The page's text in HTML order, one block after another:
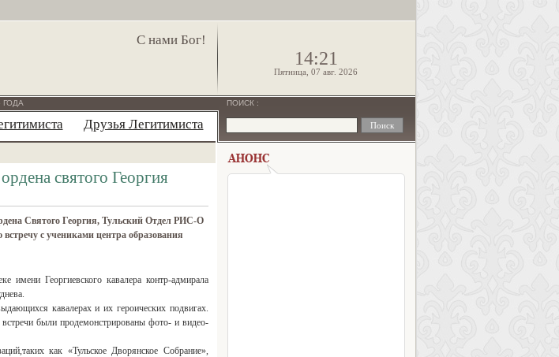
С нами Бог!
14:21
Пятница, 07 авг. 2026
ГОДА
Друзья Легитимиста
святого Георгия
Святого Георгия, Тульский Отдел РИС-О
с учениками центра образования
Георгиевского кавалера контр-адмирала
кавалерах и их героических подвигах.
были продемонстрированы фото- и видео-
как «Тульское Дворянское Собрание»,
ПОИСК :